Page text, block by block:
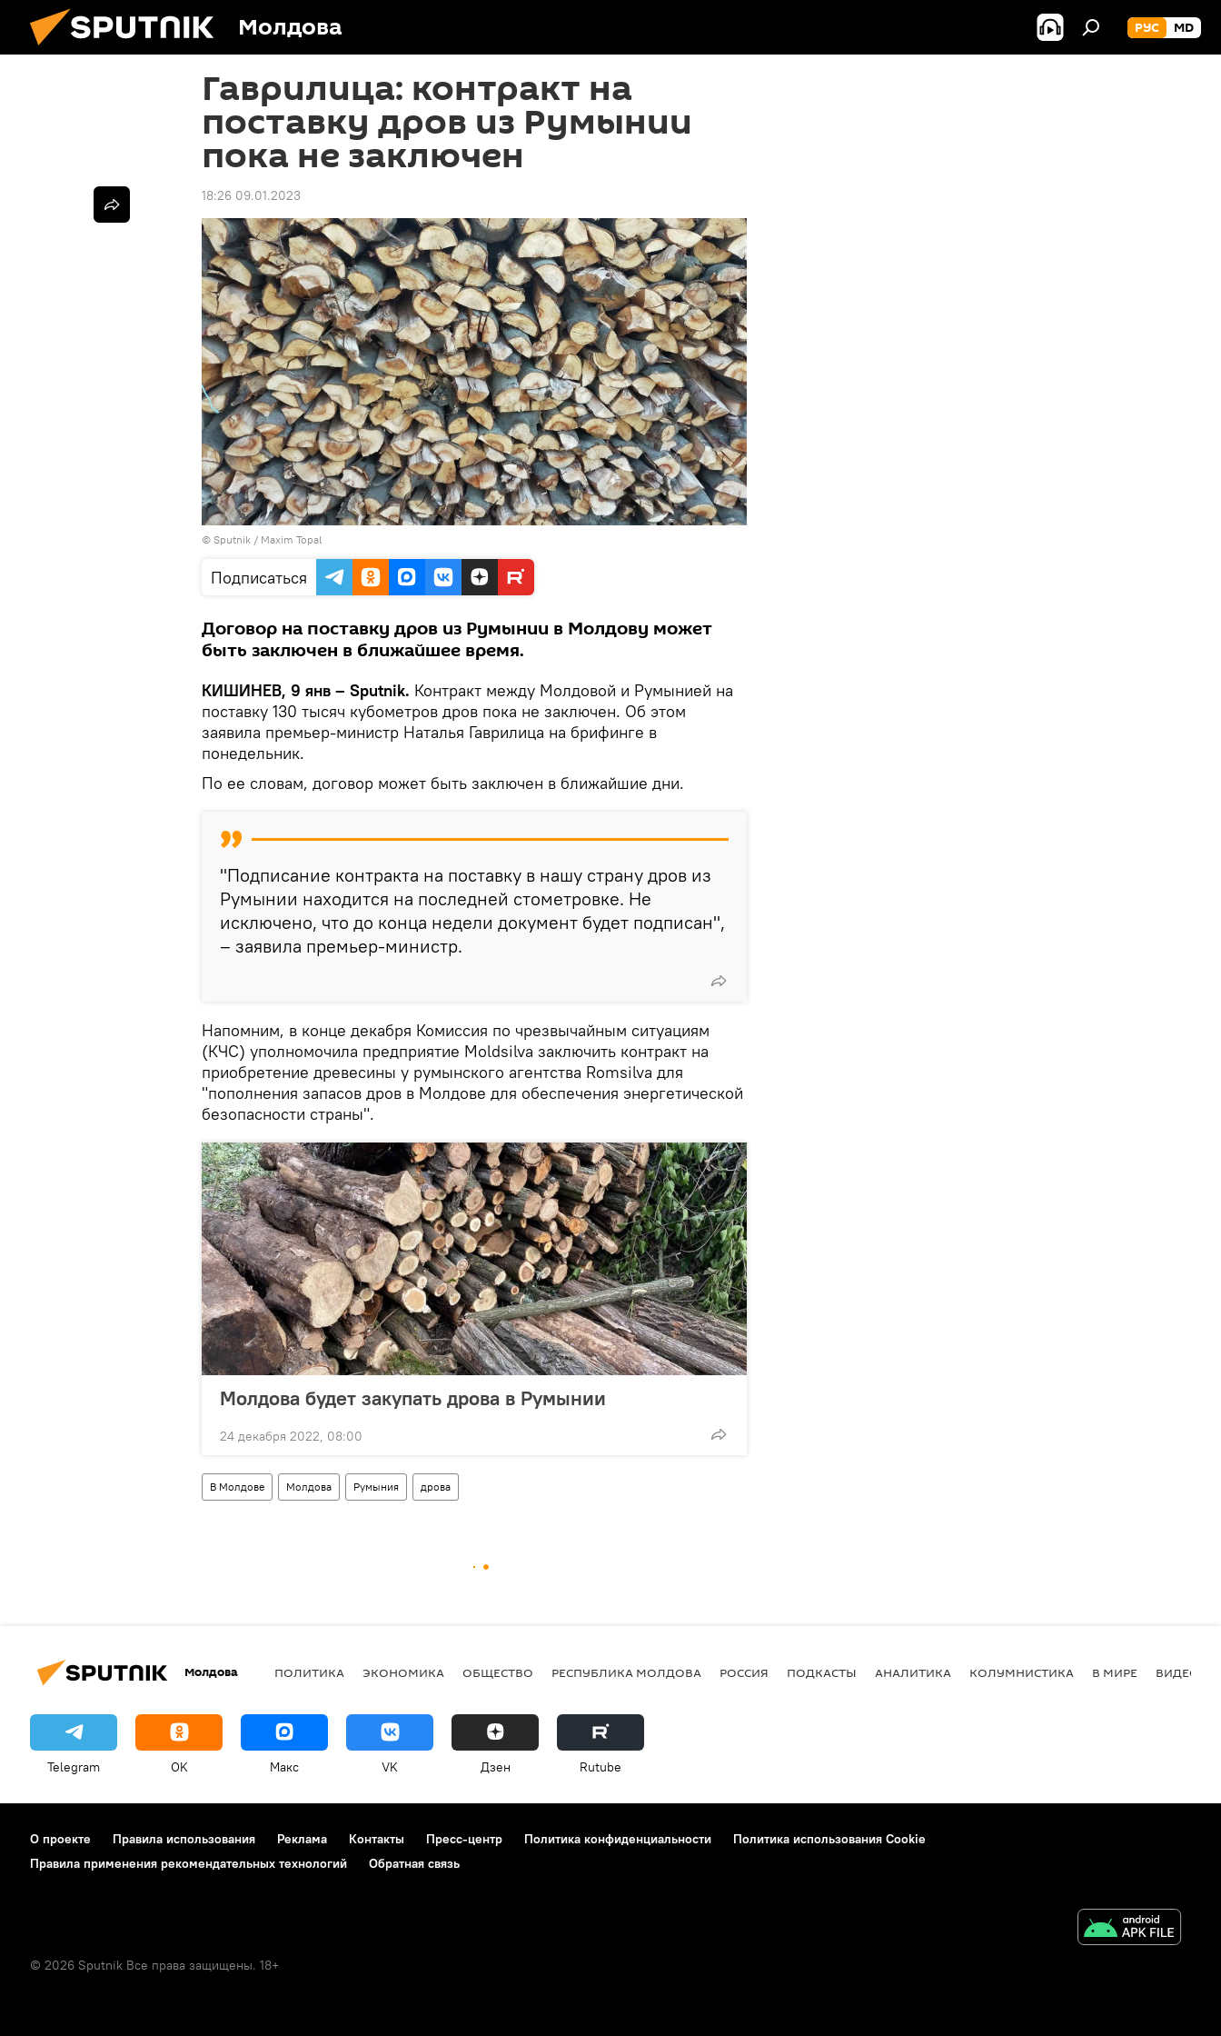
Молдова РУС MD
Гаврилица: контракт на
поставку дров из Румынии
пока не заключен
18:26 09.01.2023
© Sputnik / Maxim Topal
Подписаться
Договор на поставку дров из Румынии в Молдову может
быть заключен в ближайшее время.
КИШИНЕВ, 9 янв – Sputnik. Контракт между Молдовой и Румынией на
поставку 130 тысяч кубометров дров пока не заключен. Об этом
заявила премьер-министр Наталья Гаврилица на брифинге в
понедельник.
По ее словам, договор может быть заключен в ближайшие дни.
"Подписание контракта на поставку в нашу страну дров из
Румынии находится на последней стометровке. Не
исключено, что до конца недели документ будет подписан",
– заявила премьер-министр.
Напомним, в конце декабря Комиссия по чрезвычайным ситуациям
(КЧС) уполномочила предприятие Moldsilva заключить контракт на
приобретение древесины у румынского агентства Romsilva для
"пополнения запасов дров в Молдове для обеспечения энергетической
безопасности страны".
Молдова будет закупать дрова в Румынии
24 декабря 2022, 08:00
В Молдове Молдова Румыния дрова
Молдова ПОЛИТИКА ЭКОНОМИКА ОБЩЕСТВО РЕСПУБЛИКА МОЛДОВА РОССИЯ ПОДКАСТЫ АНАЛИТИКА КОЛУМНИСТИКА В МИРЕ ВИДЕО
Telegram OK Макс VK Дзен Rutube
О проекте Правила использования Реклама Контакты Пресс-центр Политика конфиденциальности
Политика использования Cookie
Правила применения рекомендательных технологий
Обратная связь
© 2026 Sputnik Все права защищены. 18+